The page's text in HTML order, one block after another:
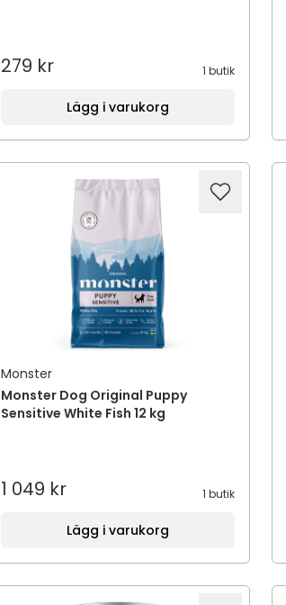
279 kr 1 butik
Lägg i varukorg
Monster
Monster Dog Original Puppy
Sensitive White Fish 12 kg
1 049 kr 1 butik
Lägg i varukorg